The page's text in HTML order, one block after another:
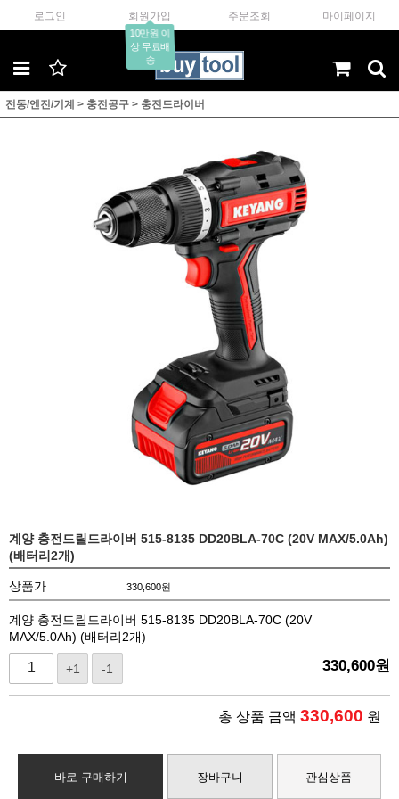
로그인 회원가입
10만원 이
상 무료배
송
주문조회 마이페이지
전동/엔진/기계 > 충전공구 > 충전드라이버
계양 충전드릴드라이버 515-8135 DD20BLA-70C (20V MAX/5.0Ah)
(배터리2개)
상품가 330,600원
계양 충전드릴드라이버 515-8135 DD20BLA-70C (20V
MAX/5.0Ah) (배터리2개)
+1 -1 330,600원
총 상품 금액 330,600 원
바로 구매하기 장바구니 관심상품